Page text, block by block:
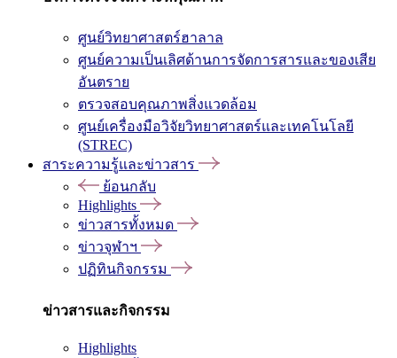
ศูนย์วิทยาศาสตร์ฮาลาล
ศูนย์ความเป็นเลิศด้านการจัดการสารและของเสีย
อันตราย
ตรวจสอบคุณภาพสิ่งแวดล้อม
ศูนย์เครื่องมือวิจัยวิทยาศาสตร์และเทคโนโลยี
(STREC)
สาระความรู้และข่าวสาร
ย้อนกลับ
Highlights
ข่าวสารทั้งหมด
ข่าวจุฬาฯ
ปฏิทินกิจกรรม
ข่าวสารและกิจกรรม
Highlights